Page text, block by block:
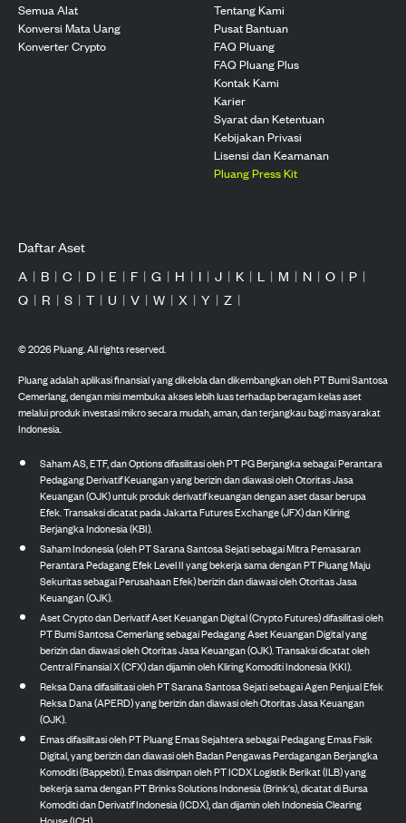
Semua Alat
Konversi Mata Uang
Konverter Crypto
Tentang Kami
Pusat Bantuan
FAQ Pluang
FAQ Pluang Plus
Kontak Kami
Karier
Syarat dan Ketentuan
Kebijakan Privasi
Lisensi dan Keamanan
Pluang Press Kit
Daftar Aset
A | B | C | D | E | F | G | H | I | J | K | L | M | N | O | P |
Q | R | S | T | U | V | W | X | Y | Z |
©2026Pluang. All rights reserved.
Pluang adalah aplikasi finansial yang dikelola dan dikembangkan oleh PT Bumi Santosa
Cemerlang, dengan misi membuka akses lebih luas terhadap beragam kelas aset
melalui produk investasi mikro secara mudah, aman, dan terjangkau bagi masyarakat
Indonesia.
Saham AS, ETF, dan Options difasilitasi oleh PT PG Berjangka sebagai Perantara
Pedagang Derivatif Keuangan yang berizin dan diawasi oleh Otoritas Jasa
Keuangan (OJK) untuk produk derivatif keuangan dengan aset dasar berupa
Efek. Transaksi dicatat pada Jakarta Futures Exchange (JFX) dan Kliring
Berjangka Indonesia (KBI).
Saham Indonesia (oleh PT Sarana Santosa Sejati sebagai Mitra Pemasaran
Perantara Pedagang Efek Level II yang bekerja sama dengan PT Pluang Maju
Sekuritas sebagai Perusahaan Efek) berizin dan diawasi oleh Otoritas Jasa
Keuangan (OJK).
Aset Crypto dan Derivatif Aset Keuangan Digital (Crypto Futures) difasilitasi oleh
PT Bumi Santosa Cemerlang sebagai Pedagang Aset Keuangan Digital yang
berizin dan diawasi oleh Otoritas Jasa Keuangan (OJK). Transaksi dicatat oleh
Central Finansial X (CFX) dan dijamin oleh Kliring Komoditi Indonesia (KKI).
Reksa Dana difasilitasi oleh PT Sarana Santosa Sejati sebagai Agen Penjual Efek
Reksa Dana (APERD) yang berizin dan diawasi oleh Otoritas Jasa Keuangan
(OJK).
Emas difasilitasi oleh PT Pluang Emas Sejahtera sebagai Pedagang Emas Fisik
Digital, yang berizin dan diawasi oleh Badan Pengawas Perdagangan Berjangka
Komoditi (Bappebti). Emas disimpan oleh PT ICDX Logistik Berikat (ILB) yang
bekerja sama dengan PT Brinks Solutions Indonesia (Brink's), dicatat di Bursa
Komoditi dan Derivatif Indonesia (ICDX), dan dijamin oleh Indonesia Clearing